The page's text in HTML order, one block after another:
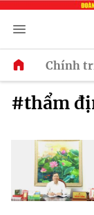
Chính
#thẩm